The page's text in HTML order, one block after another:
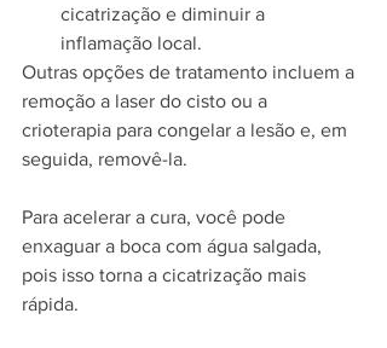
cicatrização e diminuir a
inflamação local.
Outras opções de tratamento incluem a
remoção a laser do cisto ou a
crioterapia para congelar a lesão e, em
seguida, removê-la.
Para acelerar a cura, você pode
enxaguar a boca com água salgada,
pois isso torna a cicatrização mais
rápida.